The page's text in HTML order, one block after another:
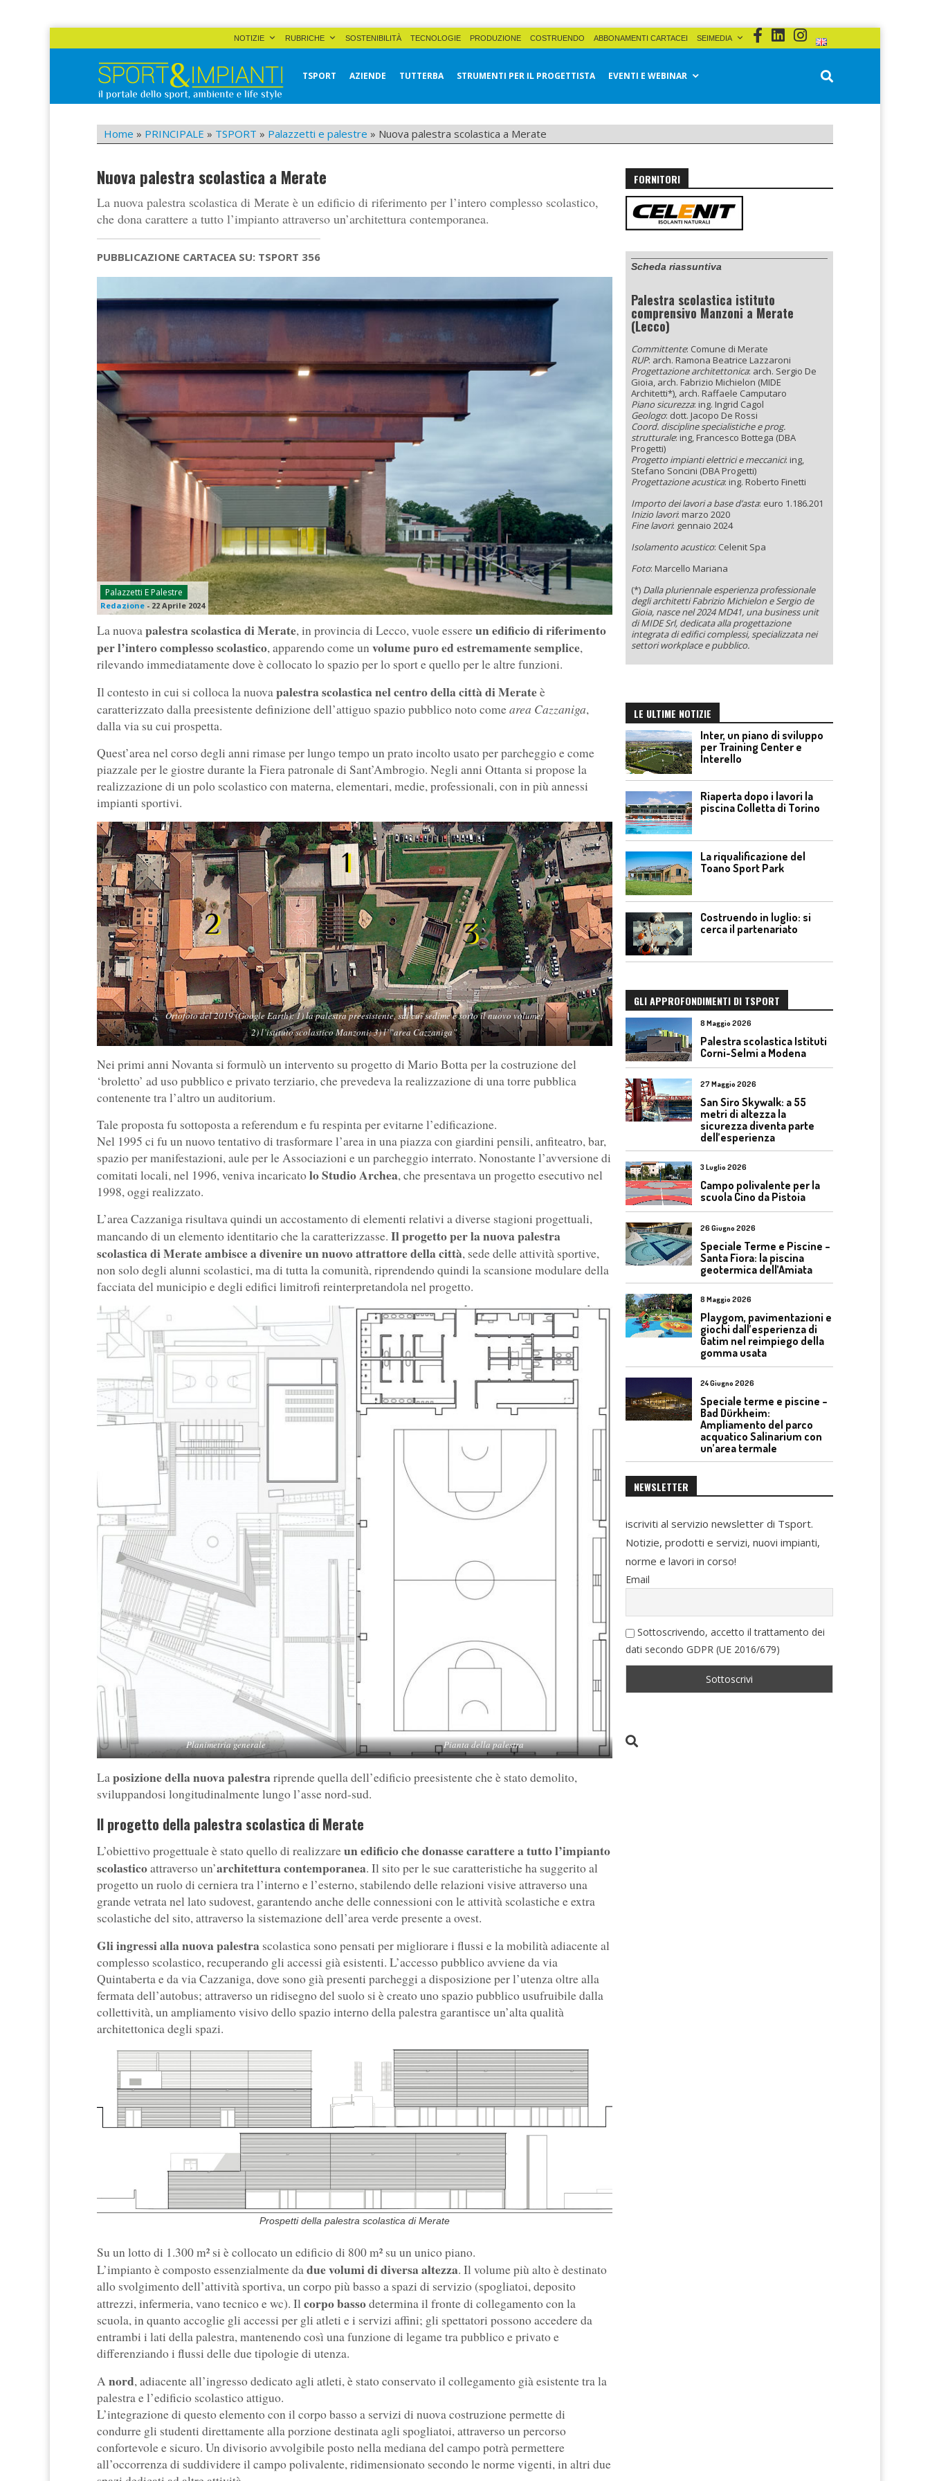
NOTIZIE RUBRICHE SOSTENIBILITÀ TECNOLOGIE PRODUZIONE COSTRUENDO ABBONAMENTI CARTACEI SEIMEDIA
Sport&Impianti
TSPORT AZIENDE TUTTERBA STRUMENTI PER IL PROGETTISTA EVENTI E WEBINAR
Home » PRINCIPALE » TSPORT » Palazzetti e palestre » Nuova palestra scolastica a Merate
Nuova palestra scolastica a Merate
La nuova palestra scolastica di Merate è un edificio di riferimento per l’intero complesso scolastico,
che dona carattere a tutto l’impianto attraverso un’architettura contemporanea.
PUBBLICAZIONE CARTACEA SU: TSPORT 356
Palazzetti E Palestre
Redazione - 22 Aprile 2024
La nuovapalestra scolastica di Merate, in provincia di Lecco, vuole essereun edificio di riferimento
per l’intero complesso scolastico, apparendo come unvolume puro ed estremamente semplice,
rilevando immediatamente dove è collocato lo spazio per lo sport e quello per le altre funzioni.
Il contesto in cui si colloca la nuovapalestra scolastica nel centro della città di Merateè
caratterizzato dalla preesistente definizione dell’attiguo spazio pubblico noto comearea Cazzaniga,
dalla via su cui prospetta.
Quest’area nel corso degli anni rimase per lungo tempo un prato incolto usato per parcheggio e come
piazzale per le giostre durante la Fiera patronale di Sant’Ambrogio. Negli anni Ottanta si propose la
realizzazione di un polo scolastico con materna, elementari, medie, professionali, con in più annessi
impianti sportivi.
Ortofoto del 2019 (Google Earth): 1) la palestra preesistente, sul cui sedime è sorto il nuovo volume;
2) l’istituto scolastico Manzoni; 3) l’”area Cazzaniga”
Nei primi anni Novanta si formulò un intervento su progetto di Mario Botta per la costruzione del
‘broletto’ ad uso pubblico e privato terziario, che prevedeva la realizzazione di una torre pubblica
contenente tra l’altro un auditorium.
Tale proposta fu sottoposta a referendum e fu respinta per evitarne l’edificazione.
Nel 1995 ci fu un nuovo tentativo di trasformare l’area in una piazza con giardini pensili, anfiteatro, bar,
spazio per manifestazioni, aule per le Associazioni e un parcheggio interrato. Nonostante l’avversione di
comitati locali, nel 1996, veniva incaricatolo Studio Archea, che presentava un progetto esecutivo nel
1998, oggi realizzato.
L’area Cazzaniga risultava quindi un accostamento di elementi relativi a diverse stagioni progettuali,
mancando di un elemento identitario che la caratterizzasse. Il progetto per la nuova palestra
scolastica di Merate ambisce a divenire un nuovo attrattore della città, sede delle attività sportive,
non solo degli alunni scolastici, ma di tutta la comunità, riprendendo quindi la scansione modulare della
facciata del municipio e degli edifici limitrofi reinterpretandola nel progetto.
Planimetria generale Pianta della palestra
Laposizione della nuova palestra riprende quella dell’edificio preesistente che è stato demolito,
sviluppandosi longitudinalmente lungo l’asse nord-sud.
Il progetto della palestra scolastica di Merate
L’obiettivo progettuale è stato quello di realizzareun edificio che donasse carattere a tutto l’impianto
scolasticoattraverso un’architettura contemporanea. Il sito per le sue caratteristiche ha suggerito al
progetto un ruolo di cerniera tra l’interno e l’esterno, stabilendo delle relazioni visive attraverso una
grande vetrata nel lato sudovest, garantendo anche delle connessioni con le attività scolastiche e extra
scolastiche del sito, attraverso la sistemazione dell’area verde presente a ovest.
Gli ingressi alla nuova palestra scolastica sono pensati per migliorare i flussi e la mobilità adiacente al
complesso scolastico, recuperando gli accessi già esistenti. L’accesso pubblico avviene da via
Quintaberta e da via Cazzaniga, dove sono già presenti parcheggi a disposizione per l’utenza oltre alla
fermata dell’autobus; attraverso un ridisegno del suolo si è creato uno spazio pubblico usufruibile dalla
collettività, un ampliamento visivo dello spazio interno della palestra garantisce un’alta qualità
architettonica degli spazi.
Prospetti della palestra scolastica di Merate
Su un lotto di 1.300 m² si è collocato un edificio di 800 m² su un unico piano.
L’impianto è composto essenzialmente dadue volumi di diversa altezza. Il volume più alto è destinato
allo svolgimento dell’attività sportiva, un corpo più basso a spazi di servizio (spogliatoi, deposito
attrezzi, infermeria, vano tecnico e wc). Il corpo bassodetermina il fronte di collegamento con la
scuola, in quanto accoglie gli accessi per gli atleti e i servizi affini; gli spettatori possono accedere da
entrambi i lati della palestra, mantenendo così una funzione di legame tra pubblico e privato e
differenziando i flussi delle due tipologie di utenza.
A nord, adiacente all’ingresso dedicato agli atleti, è stato conservato il collegamento già esistente tra la
palestra e l’edificio scolastico attiguo.
L’integrazione di questo elemento con il corpo basso a servizi di nuova costruzione permette di
condurre gli studenti direttamente alla porzione destinata agli spogliatoi, attraverso un percorso
confortevole e sicuro. Un divisorio avvolgibile posto nella mediana del campo potrà permettere
all’occorrenza di suddividere il campo polivalente, ridimensionato secondo le norme vigenti, in altri due
FORNITORI
Scheda riassuntiva
Palestra scolastica istituto
comprensivo Manzoni a Merate
(Lecco)
Committente: Comune di Merate
RUP: arch. Ramona Beatrice Lazzaroni
Progettazione architettonica: arch. Sergio De
Gioia, arch. Fabrizio Michielon (MIDE
Architetti*), arch. Raffaele Camputaro
Piano sicurezza: ing. Ingrid Cagol
Geologo: dott. Jacopo De Rossi
Coord. discipline specialistiche e prog.
strutturale: ing, Francesco Bottega (DBA
Progetti)
Progetto impianti elettrici e meccanici: ing,
Stefano Soncini (DBA Progetti)
Progettazione acustica: ing. Roberto Finetti
Importo dei lavori a base d’asta: euro 1.186.201
Inizio lavori: marzo 2020
Fine lavori: gennaio 2024
Isolamento acustico: Celenit Spa
Foto: Marcello Mariana
(*) Dalla pluriennale esperienza professionale
degli architetti Fabrizio Michielon e Sergio de
Gioia, nasce nel 2024 MD41, una business unit
di MIDE Srl, dedicata alla progettazione
integrata di edifici complessi, specializzata nei
settori workplace e pubblico.
LE ULTIME NOTIZIE
Inter, un piano di sviluppo
per Training Center e
Interello
Riaperta dopo i lavori la
piscina Colletta di Torino
La riqualificazione del
Toano Sport Park
Costruendo in luglio: si
cerca il partenariato
GLI APPROFONDIMENTI DI TSPORT
8 Maggio 2026
Palestra scolastica Istituti
Corni-Selmi a Modena
27 Maggio 2026
San Siro Skywalk: a 55
metri di altezza la
sicurezza diventa parte
dell’esperienza
3 Luglio 2026
Campo polivalente per la
scuola Cino da Pistoia
26 Giugno 2026
Speciale Terme e Piscine –
Santa Fiora: la piscina
geotermica dell’Amiata
8 Maggio 2026
Playgom, pavimentazioni e
giochi dall’esperienza di
Gatim nel reimpiego della
gomma usata
24 Giugno 2026
Speciale terme e piscine –
Bad Dürkheim:
Ampliamento del parco
acquatico Salinarium con
un’area termale
NEWSLETTER
iscriviti al servizio newsletter di Tsport.
Notizie, prodotti e servizi, nuovi impianti,
norme e lavori in corso!
Email
Sottoscrivendo, accetto il trattamento dei
dati secondo GDPR (UE 2016/679)